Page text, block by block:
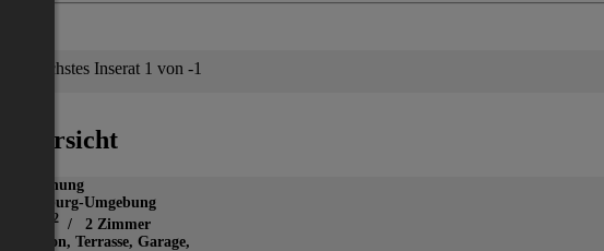
Nächstes Inserat 1 von -1
Übersicht
Wohnung
Salzburg-Umgebung
2 / 2 Zimmer
Balkon, Terrasse, Garage,